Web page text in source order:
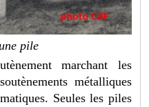
pile
marchant les
métalliques
Seules les piles